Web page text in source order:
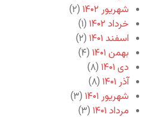
شهریور ۱۴۰۲
(۲)
خرداد ۱۴۰۲
(۱)
اسفند ۱۴۰۱
(۲)
بهمن ۱۴۰۱
(۴)
دی ۱۴۰۱
(۸)
آذر ۱۴۰۱
(۸)
شهریور ۱۴۰۱
(۳)
مرداد ۱۴۰۱
(۳)